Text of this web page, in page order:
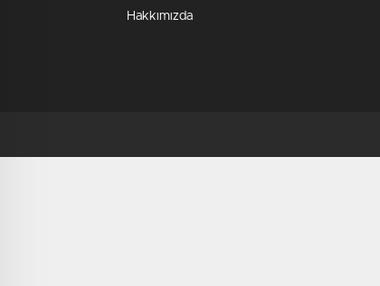
Hakkımızda